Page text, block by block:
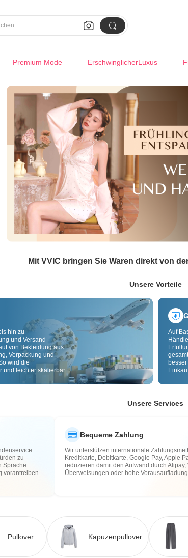
 
Premium Mode ErschwinglicherLuxus
Mit VVIC bringen Sie Waren direkt von
Unsere Vorteile
hin zu
und Versand
von Bekleidung aus
Verpackung und
wird die
und leichter skalierbar.
Auf
Unsere Services
zu
Sprache
vorantreiben.
Bequeme Zahlung
Wir unterstützen internationale
Kreditkarte, Debitkarte, Google Pay, Apple
reduzieren damit den Aufwand durch Alipay,
Überweisungen oder hohe
Pullover Kapuzenpullover